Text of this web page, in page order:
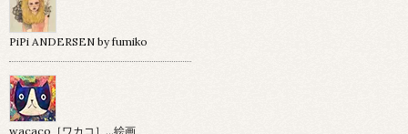
PiPi ANDERSEN by fumiko
wacaco［ワカコ］…絵画